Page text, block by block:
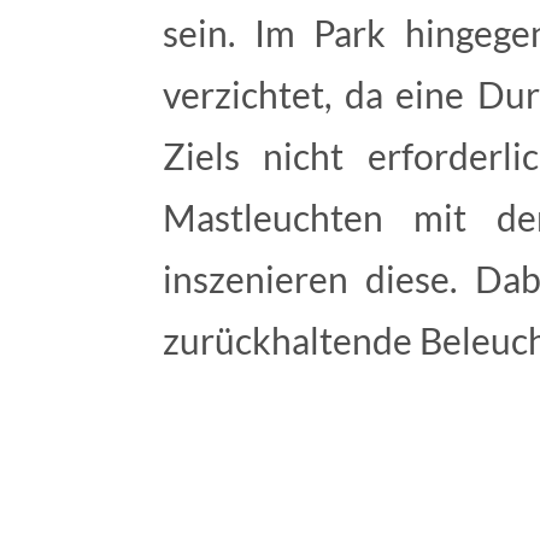
sein. Im Park
verzichtet, da eine
Ziels nicht
Mastleuchten mit
inszenieren diese.